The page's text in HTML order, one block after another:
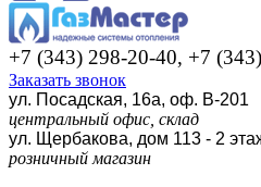
+7 (343) 298-20-40, +7
Заказать звонок
ул. Посадская, 16а, оф. В-201
центральный офис, склад
ул. Щербакова, дом 113 - 2
розничный магазин